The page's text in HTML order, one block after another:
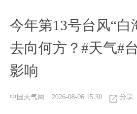
今年第13号台风“
去向何方？#天气#
影响
中国天气网 2026-08-06 15:30 分享